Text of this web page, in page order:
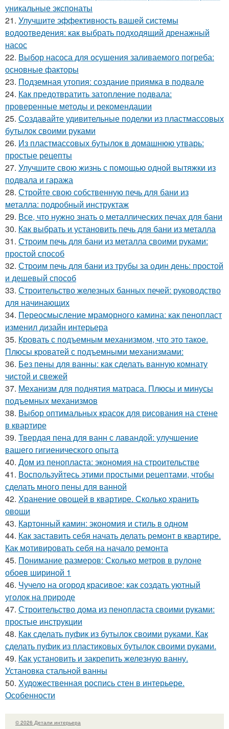
уникальные экспонаты
21. Улучшите эффективность вашей системы
водоотведения: как выбрать подходящий дренажный
насос
22. Выбор насоса для осушения заливаемого погреба:
основные факторы
23. Подземная утопия: создание приямка в подвале
24. Как предотвратить затопление подвала:
проверенные методы и рекомендации
25. Создавайте удивительные поделки из пластмассовых
бутылок своими руками
26. Из пластмассовых бутылок в домашнюю утварь:
простые рецепты
27. Улучшите свою жизнь с помощью одной вытяжки из
подвала и гаража
28. Стройте свою собственную печь для бани из
металла: подробный инструктаж
29. Все, что нужно знать о металлических печах для бани
30. Как выбрать и установить печь для бани из металла
31. Строим печь для бани из металла своими руками:
простой способ
32. Строим печь для бани из трубы за один день: простой
и дешевый способ
33. Строительство железных банных печей: руководство
для начинающих
34. Переосмысление мраморного камина: как пенопласт
изменил дизайн интерьера
35. Кровать с подъемным механизмом, что это такое.
Плюсы кроватей с подъемными механизмами:
36. Без пены для ванны: как сделать ванную комнату
чистой и свежей
37. Механизм для поднятия матраса. Плюсы и минусы
подъемных механизмов
38. Выбор оптимальных красок для рисования на стене
в квартире
39. Твердая пена для ванн с лавандой: улучшение
вашего гигиенического опыта
40. Дом из пенопласта: экономия на строительстве
41. Воспользуйтесь этими простыми рецептами, чтобы
сделать много пены для ванной
42. Хранение овощей в квартире. Сколько хранить
овощи
43. Картонный камин: экономия и стиль в одном
44. Как заставить себя начать делать ремонт в квартире.
Как мотивировать себя на начало ремонта
45. Понимание размеров: Сколько метров в рулоне
обоев шириной 1
46. Чучело на огород красивое: как создать уютный
уголок на природе
47. Строительство дома из пенопласта своими руками:
простые инструкции
48. Как сделать пуфик из бутылок своими руками. Как
сделать пуфик из пластиковых бутылок своими руками.
49. Как установить и закрепить железную ванну.
Установка стальной ванны
50. Художественная роспись стен в интерьере.
Особенности
© 2026 Детали интерьера